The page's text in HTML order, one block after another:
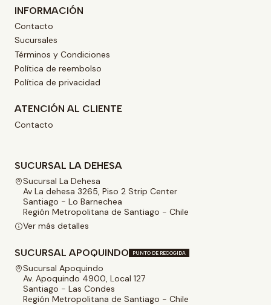
INFORMACIÓN
Contacto
Sucursales
Términos y Condiciones
Política de reembolso
Política de privacidad
ATENCIÓN AL CLIENTE
Contacto
SUCURSAL LA DEHESA
Sucursal La Dehesa
Av La dehesa 3265, Piso 2 Strip Center
Santiago - Lo Barnechea
Región Metropolitana de Santiago - Chile
Ver más detalles
SUCURSAL APOQUINDO PUNTO DE RECOGIDA
Sucursal Apoquindo
Av. Apoquindo 4900, Local 127
Santiago - Las Condes
Región Metropolitana de Santiago - Chile